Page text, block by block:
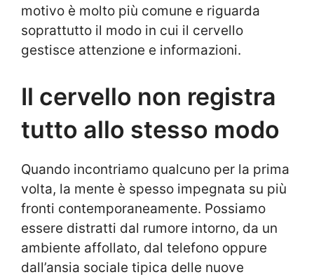
motivo è molto più comune e riguarda
soprattutto il modo in cui il cervello
gestisce attenzione e informazioni.
Il cervello non registra
tutto allo stesso modo
Quando incontriamo qualcuno per la prima
volta, la mente è spesso impegnata su più
fronti contemporaneamente. Possiamo
essere distratti dal rumore intorno, da un
ambiente affollato, dal telefono oppure
dall’ansia sociale tipica delle nuove